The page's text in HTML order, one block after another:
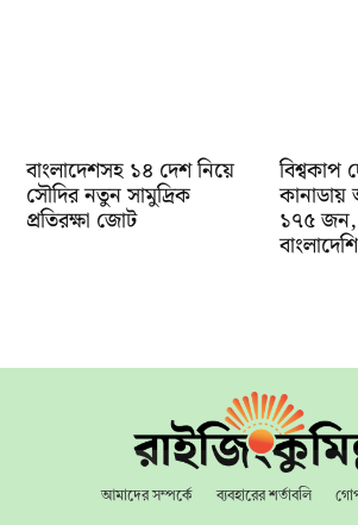
বাংলাদেশসহ ১৪ দেশ নিয়ে
সৌদির নতুন সামুদ্রিক
প্রতিরক্ষা জোট
বিশ্বকাপ
কানাডায়
১৭৫ জন,
বাংলাদেশি
আমাদের সম্পর্কে ব্যবহারের শর্তাবলি